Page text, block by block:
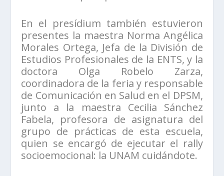
En el presídium también estuvieron
presentes la maestra Norma Angélica
Morales Ortega, Jefa de la División de
Estudios Profesionales de la ENTS, y la
doctora Olga Robelo Zarza,
coordinadora de la feria y responsable
de Comunicación en Salud en el DPSM,
junto a la maestra Cecilia Sánchez
Fabela, profesora de asignatura del
grupo de prácticas de esta escuela,
quien se encargó de ejecutar el rally
socioemocional: la UNAM cuidándote.